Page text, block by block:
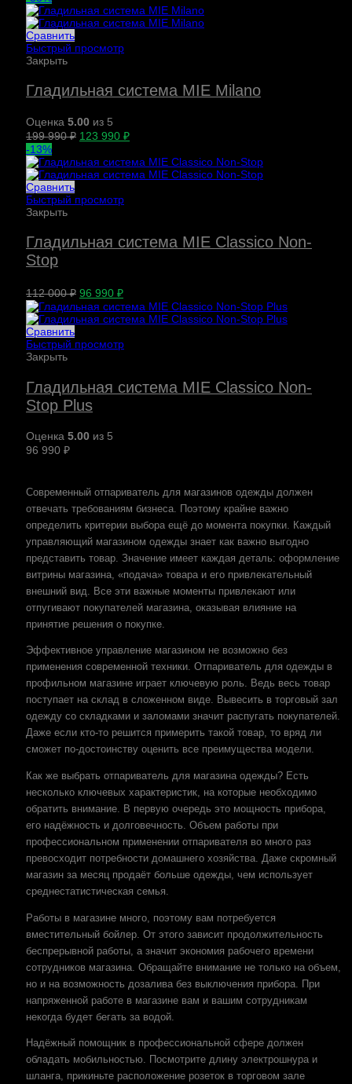
Сравнить
Быстрый просмотр
Закрыть
Гладильная система MIE Milano
Оценка 5.00 из 5
199 990₽ 123 990 ₽
-13%
Сравнить
Быстрый просмотр
Закрыть
Гладильная система MIE Classico Non-
Stop
112 000₽ 96 990 ₽
Сравнить
Быстрый просмотр
Закрыть
Гладильная система MIE Classico Non-
Stop Plus
Оценка 5.00 из 5
96 990 ₽
Современный отпариватель для магазинов одежды должен
отвечать требованиям бизнеса. Поэтому крайне важно
определить критерии выбора ещё до момента покупки. Каждый
управляющий магазином одежды знает как важно выгодно
представить товар. Значение имеет каждая деталь: оформление
витрины магазина, «подача» товара и его привлекательный
внешний вид. Все эти важные моменты привлекают или
отпугивают покупателей магазина, оказывая влияние на
принятие решения о покупке.
Эффективное управление магазином не возможно без
применения современной техники. Отпариватель для одежды в
профильном магазине играет ключевую роль. Ведь весь товар
поступает на склад в сложенном виде. Вывесить в торговый зал
одежду со складками и заломами значит распугать покупателей.
Даже если кто-то решится примерить такой товар, то вряд ли
сможет по-достоинству оценить все преимущества модели.
Как же выбрать отпариватель для магазина одежды? Есть
несколько ключевых характеристик, на которые необходимо
обратить внимание. В первую очередь это мощность прибора,
его надёжность и долговечность. Объем работы при
профессиональном применении отпаривателя во много раз
превосходит потребности домашнего хозяйства. Даже скромный
магазин за месяц продаёт больше одежды, чем использует
среднестатистическая семья.
Работы в магазине много, поэтому вам потребуется
вместительный бойлер. От этого зависит продолжительность
беспрерывной работы, а значит экономия рабочего времени
сотрудников магазина. Обращайте внимание не только на объем,
но и на возможность дозалива без выключения прибора. При
напряженной работе в магазине вам и вашим сотрудникам
некогда будет бегать за водой.
Надёжный помощник в профессиональной сфере должен
обладать мобильностью. Посмотрите длину электрошнура и
шланга, прикиньте расположение розеток в торговом зале